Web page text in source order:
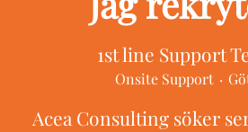
1st line Support
Onsite Support ·
Acea Consulting söker